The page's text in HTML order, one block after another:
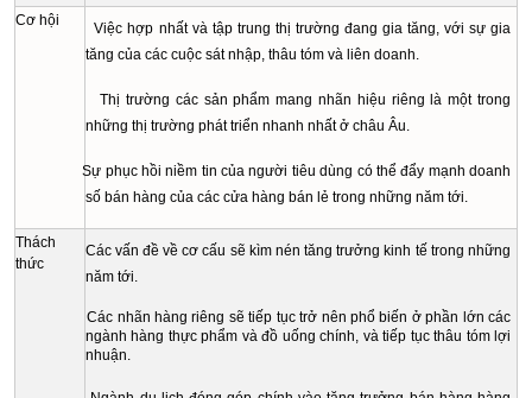
Cơ hội
Việc hợp nhất và tập trung thị trường đang gia tăng, với sự gia
tăng của các cuộc sát nhập, thâu tóm và liên doanh.
Thị trường các sản phẩm mang nhãn hiệu riêng là một trong
những thị trường phát triển nhanh nhất ở châu Âu.
Sự phục hồi niềm tin của người tiêu dùng có thể đẩy mạnh doanh
số bán hàng của các cửa hàng bán lẻ trong những năm tới.
Thách
thức
Các vấn đề về cơ cấu sẽ kìm nén tăng trưởng kinh tế trong những
năm tới.
Các nhãn hàng riêng sẽ tiếp tục trở nên phổ biến ở phần lớn các
ngành hàng thực phẩm và đồ uống chính, và tiếp tục thâu tóm lợi
nhuận.